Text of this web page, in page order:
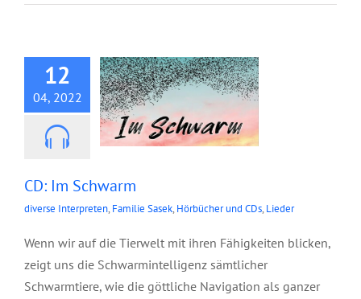
12
04, 2022
CD: Im Schwarm
diverse Interpreten, Familie Sasek, Hörbücher und CDs, Lieder
Wenn wir auf die Tierwelt mit ihren Fähigkeiten blicken,
zeigt uns die Schwarmintelligenz sämtlicher
Schwarmtiere, wie die göttliche Navigation als ganzer